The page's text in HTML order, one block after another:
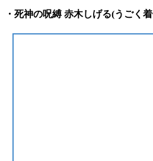
・死神の呪縛 赤木しげる(うごく